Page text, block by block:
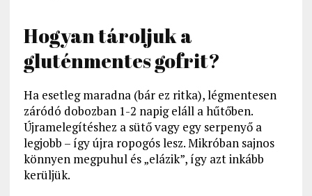
Hogyan tároljuk a
gluténmentes gofrit?
Ha esetleg maradna (bár ez ritka), légmentesen
záródó dobozban 1-2 napig eláll a hűtőben.
Újramelegítéshez a sütő vagy egy serpenyő a
legjobb – így újra ropogós lesz. Mikróban sajnos
könnyen megpuhul és „elázik”, így azt inkább
kerüljük.